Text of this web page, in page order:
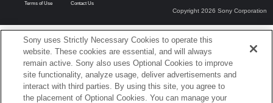
Terms of Use Contact Us
Copyright 2026 Sony Corporation
Sony uses Strictly Necessary Cookies to operate this
website. These cookies are essential, and will always
remain active. Sony also uses Optional Cookies to improve
site functionality, analyze usage, deliver advertisements and
interact with third parties. By using this site, you agree to
the placement of Optional Cookies. You can manage your